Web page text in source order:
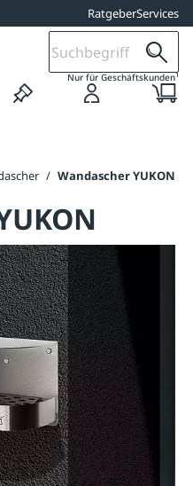
RatgeberServices
Nur für Geschäftskunden1
/ Wandascher YUKON